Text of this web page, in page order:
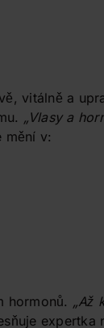
vitálně a
„Vlasy a
mění v:
hormonů. „Až
expertka